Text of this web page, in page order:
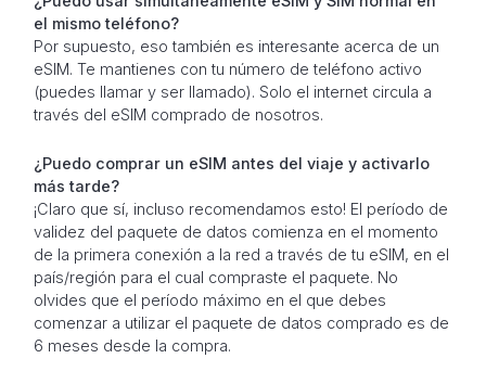
el mismo teléfono?
Por supuesto, eso también es interesante acerca de un
eSIM. Te mantienes con tu número de teléfono activo
(puedes llamar y ser llamado). Solo el internet circula a
través del eSIM comprado de nosotros.
¿Puedo comprar un eSIM antes del viaje y activarlo
más tarde?
¡Claro que sí, incluso recomendamos esto! El período de
validez del paquete de datos comienza en el momento
de la primera conexión a la red a través de tu eSIM, en el
país/región para el cual compraste el paquete. No
olvides que el período máximo en el que debes
comenzar a utilizar el paquete de datos comprado es de
6 meses desde la compra.